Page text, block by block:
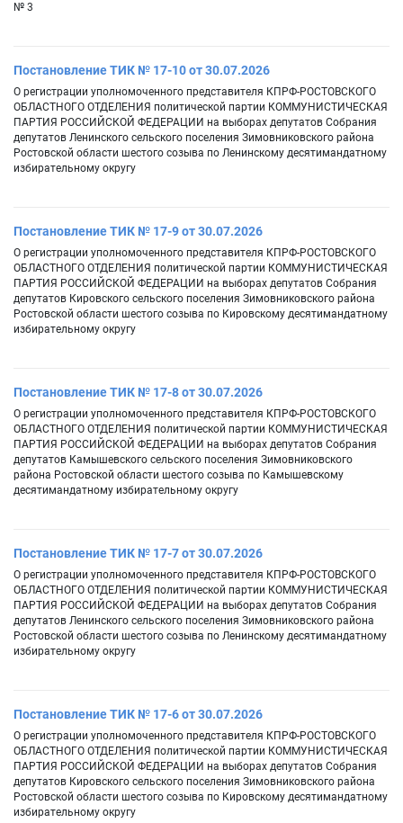
№ 3
Постановление ТИК № 17-10 от 30.07.2026
О регистрации уполномоченного представителя КПРФ-РОСТОВСКОГО
ОБЛАСТНОГО ОТДЕЛЕНИЯ политической партии КОММУНИСТИЧЕСКАЯ
ПАРТИЯ РОССИЙСКОЙ ФЕДЕРАЦИИ на выборах депутатов Собрания
депутатов Ленинского сельского поселения Зимовниковского района
Ростовской области шестого созыва по Ленинскому десятимандатному
избирательному округу
Постановление ТИК № 17-9 от 30.07.2026
О регистрации уполномоченного представителя КПРФ-РОСТОВСКОГО
ОБЛАСТНОГО ОТДЕЛЕНИЯ политической партии КОММУНИСТИЧЕСКАЯ
ПАРТИЯ РОССИЙСКОЙ ФЕДЕРАЦИИ на выборах депутатов Собрания
депутатов Кировского сельского поселения Зимовниковского района
Ростовской области шестого созыва по Кировскому десятимандатному
избирательному округу
Постановление ТИК № 17-8 от 30.07.2026
О регистрации уполномоченного представителя КПРФ-РОСТОВСКОГО
ОБЛАСТНОГО ОТДЕЛЕНИЯ политической партии КОММУНИСТИЧЕСКАЯ
ПАРТИЯ РОССИЙСКОЙ ФЕДЕРАЦИИ на выборах депутатов Собрания
депутатов Камышевского сельского поселения Зимовниковского
района Ростовской области шестого созыва по Камышевскому
десятимандатному избирательному округу
Постановление ТИК № 17-7 от 30.07.2026
О регистрации уполномоченного представителя КПРФ-РОСТОВСКОГО
ОБЛАСТНОГО ОТДЕЛЕНИЯ политической партии КОММУНИСТИЧЕСКАЯ
ПАРТИЯ РОССИЙСКОЙ ФЕДЕРАЦИИ на выборах депутатов Собрания
депутатов Ленинского сельского поселения Зимовниковского района
Ростовской области шестого созыва по Ленинскому десятимандатному
избирательному округу
Постановление ТИК № 17-6 от 30.07.2026
О регистрации уполномоченного представителя КПРФ-РОСТОВСКОГО
ОБЛАСТНОГО ОТДЕЛЕНИЯ политической партии КОММУНИСТИЧЕСКАЯ
ПАРТИЯ РОССИЙСКОЙ ФЕДЕРАЦИИ на выборах депутатов Собрания
депутатов Кировского сельского поселения Зимовниковского района
Ростовской области шестого созыва по Кировскому десятимандатному
избирательному округу